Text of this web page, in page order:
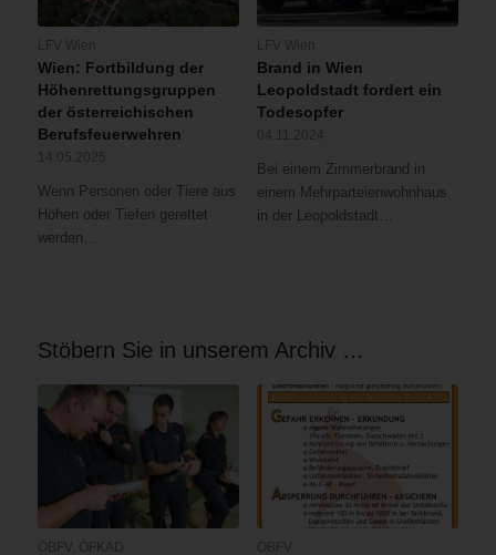
Wien: Fortbildung der
Höhenrettungsgruppen
der österreichischen
Berufsfeuerwehren
Wenn Personen oder Tiere aus
Höhen oder Tiefen gerettet
werden…
Brand in Wien
Leopoldstadt fordert ein
Todesopfer
Bei einem Zimmerbrand in
einem Mehrparteienwohnhaus
in der Leopoldstadt…
Stöbern Sie in unserem Archiv …